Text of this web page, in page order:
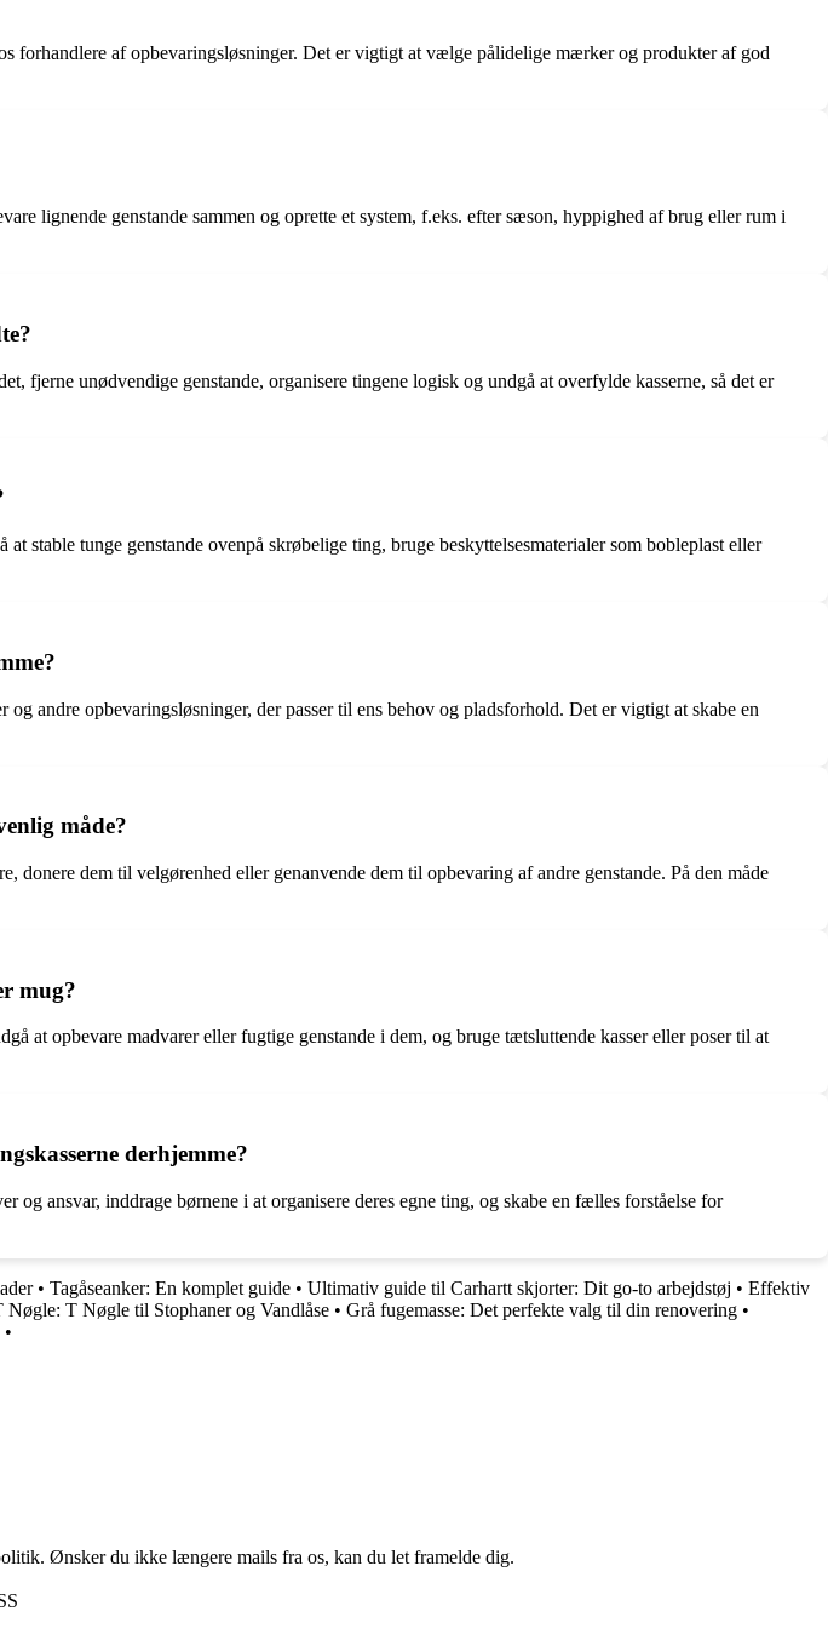
forhandlere af opbevaringsløsninger. Det er vigtigt at vælge pålidelige mærker og produkter af god
lignende genstande sammen og oprette et system, f.eks. efter sæson, hyppighed af brug eller rum i
fjerne unødvendige genstande, organisere tingene logisk og undgå at overfylde kasserne, så det er
stable tunge genstande ovenpå skrøbelige ting, bruge beskyttelsesmaterialer som bobleplast eller
andre opbevaringsløsninger, der passer til ens behov og pladsforhold. Det er vigtigt at skabe en
måde?
dem til velgørenhed eller genanvende dem til opbevaring af andre genstande. På den måde
mug?
at opbevare madvarer eller fugtige genstande i dem, og bruge tætsluttende kasser eller poser til at
derhjemme?
ansvar, inddrage børnene i at organisere deres egne ting, og skabe en fælles forståelse for
• Tagåseanker: En komplet guide • Ultimativ guide til Carhartt skjorter: Dit go-to arbejdstøj • Effektiv
Nøgle: T Nøgle til Stophaner og Vandlåse • Grå fugemasse: Det perfekte valg til din renovering •
•
Ønsker du ikke længere mails fra os, kan du let framelde dig.